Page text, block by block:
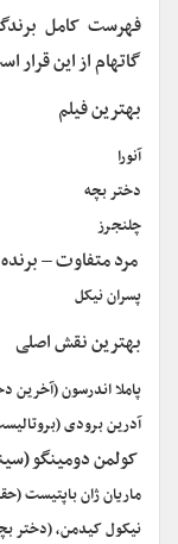
فهرست کامل
گاتهام از این قرار
بهترین فیلم
آنورا
دختر بچه
چلنجرز
مرد متفاوت – برنده
پسران نیکل
بهترین نقش‌ اصلی
پاملا اندرسون (آخرین
آدرین برودی
کولمن دومینگو
ماریان ژان باپتیست
نیکول کیدمن، (دختر